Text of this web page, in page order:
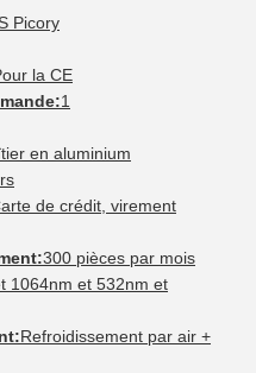
Picory
la CE
1
en aluminium
de crédit, virement
300 pièces par mois
1064nm et 532nm et
Refroidissement par air +